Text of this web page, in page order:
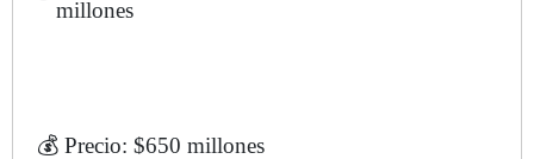
millones
💰 Precio: $650 millones